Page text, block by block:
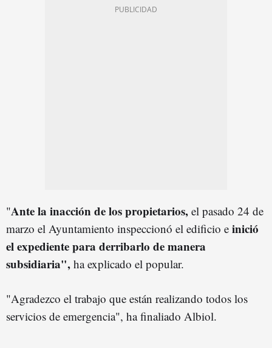
"Ante la inacción de los propietarios, el pasado 24 de
marzo el Ayuntamiento inspeccionó el edificio e inició
el expediente para derribarlo de manera
subsidiaria", ha explicado el popular.
"Agradezco el trabajo que están realizando todos los
servicios de emergencia", ha finaliado Albiol.